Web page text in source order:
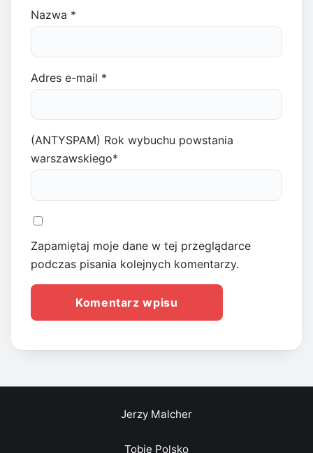
Nazwa *
Adres e-mail *
(ANTYSPAM) Rok wybuchu powstania
warszawskiego*
Zapamiętaj moje dane w tej przeglądarce
podczas pisania kolejnych komentarzy.
Jerzy Malcher
Tobie Polsko